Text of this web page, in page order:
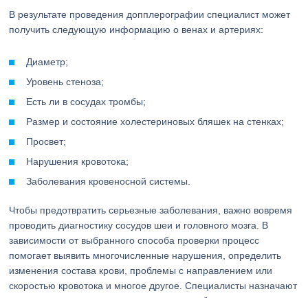
В результате проведения допплерографии специалист может
получить следующую информацию о венах и артериях:
Диаметр;
Уровень стеноза;
Есть ли в сосудах тромбы;
Размер и состояние холестериновых бляшек на стенках;
Просвет;
Нарушения кровотока;
Заболевания кровеносной системы.
Чтобы предотвратить серьезные заболевания, важно вовремя
проводить диагностику сосудов шеи и головного мозга. В
зависимости от выбранного способа проверки процесс
помогает выявить многочисленные нарушения, определить
изменения состава крови, проблемы с направлением или
скоростью кровотока и многое другое. Специалисты назначают